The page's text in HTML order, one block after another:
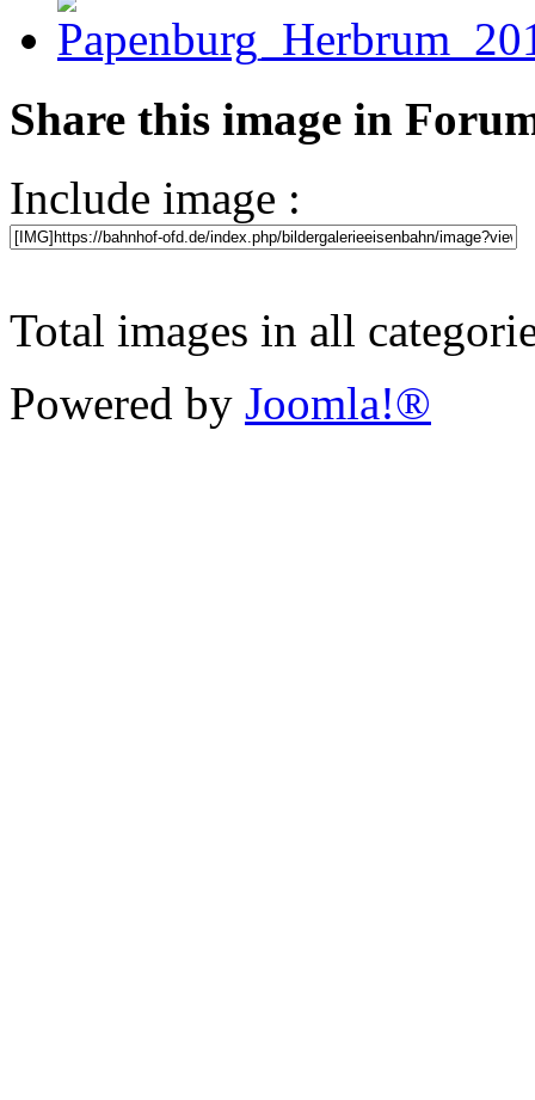
Share this image in
Include image :
Total images in all
Powered by Joomla!®